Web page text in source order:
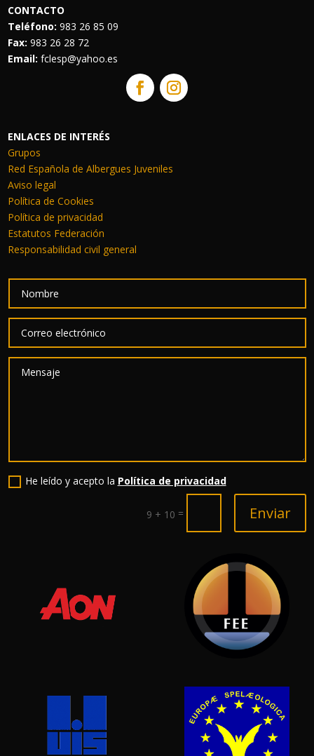
CONTACTO
Teléfono: 983 26 85 09
Fax: 983 26 28 72
Email: fclesp@yahoo.es
ENLACES DE INTERÉS
Grupos
Red Española de Albergues Juveniles
Aviso legal
Política de Cookies
Política de privacidad
Estatutos Federación
Responsabilidad civil general
He leído y acepto la Política de privacidad
9 + 10 = Enviar